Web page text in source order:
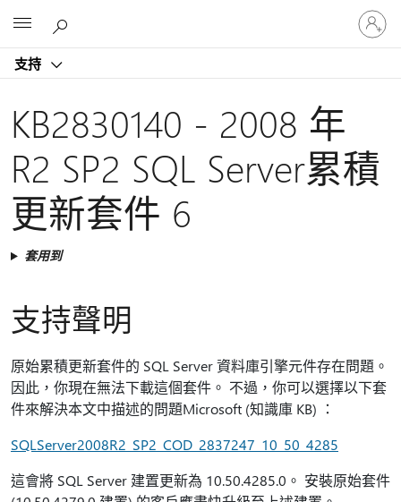
支持
登
入
您
KB2830140 - 2008 年
R2 SP2 SQL Server累積
更新套件 6
套用到
支持聲明
原始累積更新套件的 SQL Server 資料庫引擎元件存在問題。
因此，你現在無法下載這個套件。 不過，你可以選擇以下套
件來解決本文中描述的問題Microsoft (知識庫 KB) ：
SQLServer2008R2_SP2_COD_2837247_10_50_4285
這會將 SQL Server 建置更新為 10.50.4285.0。 安裝原始套件